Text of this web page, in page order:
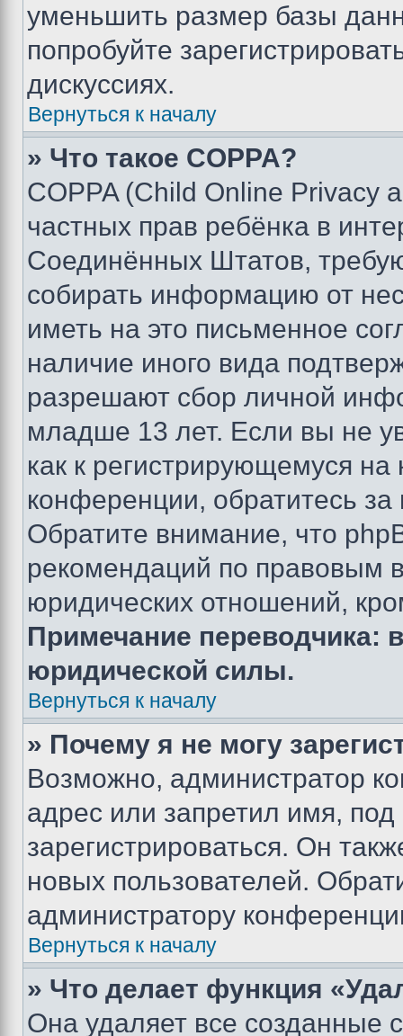
уменьшить размер базы
попробуйте
дискуссиях.
Вернуться к началу
» Что такое COPPA?
COPPA (Child Online Privacy
частных прав ребёнка в
Соединённых Штатов,
собирать информацию от
иметь на это письменное
наличие иного вида
разрешают сбор личной
младше 13 лет. Если вы не
как к регистрирующемуся
конференции, обратитесь
Обратите внимание, что
рекомендаций по правовым
юридических отношений,
Примечание переводчика:
юридической силы.
Вернуться к началу
» Почему я не могу
Возможно, администратор
адрес или запретил имя,
зарегистрироваться. Он
новых пользователей.
администратору
Вернуться к началу
» Что делает функция
Она удаляет все созданные